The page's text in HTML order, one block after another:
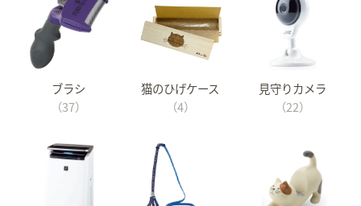
ブラシ
（37）
猫のひげケース
（4）
見守りカメラ
（22）